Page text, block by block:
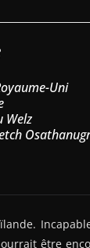
Uni
Welz
être